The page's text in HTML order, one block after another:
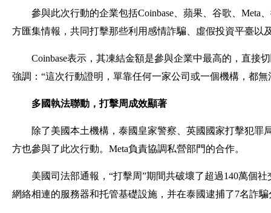
參與此次行動的企業包括Coinbase、蘋果、谷歌、Meta
方匯集情報，共同打擊那些利用感情詐騙、虛假投資平臺以
Coinbase表示，其凍結金額是參與企業中最高的，直接
強調：“這次行動證明，單靠任何一家公司或一個機構，都
多國執法聯動，打擊周成效顯著
除了美國本土機構，泰國皇家警察、英國國家打擊犯
方也參與了此次行動。Meta負責協調私營部門的合作。
美國司法部通報，“打擊周”期間共破壞了超過140萬個
網絡相連的服務器和托管基礎設施，并在泰國逮捕了7名詐